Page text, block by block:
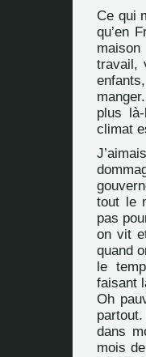
Ce qui
qu’en
travail,
plus
climat
tout le
pas
on vit
quand
le
faisant
Oh
dans
mois